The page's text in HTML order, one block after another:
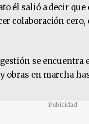
él salió a decir que
colaboración
se encuentra
obras en marcha
Pubicidad